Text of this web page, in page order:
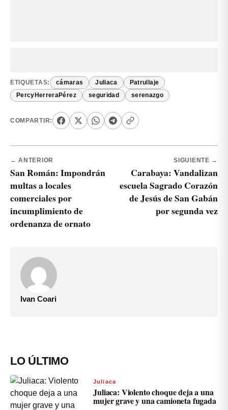
ETIQUETAS: cámaras Juliaca Patrullaje
PercyHerreraPérez seguridad serenazgo
COMPARTIR:
← ANTERIOR
San Román: Impondrán
multas a locales
comerciales por
incumplimiento de
ordenanza de ornato
SIGUIENTE →
Carabaya: Vandalizan
escuela Sagrado Corazón
de Jesús de San Gabán
por segunda vez
Ivan Coari
LO ÚLTIMO
Juliaca
Juliaca: Violento choque deja a una
mujer grave y una camioneta fugada